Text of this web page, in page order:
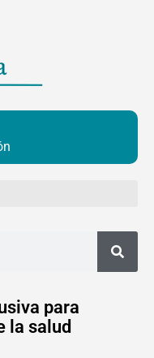
para
la salud